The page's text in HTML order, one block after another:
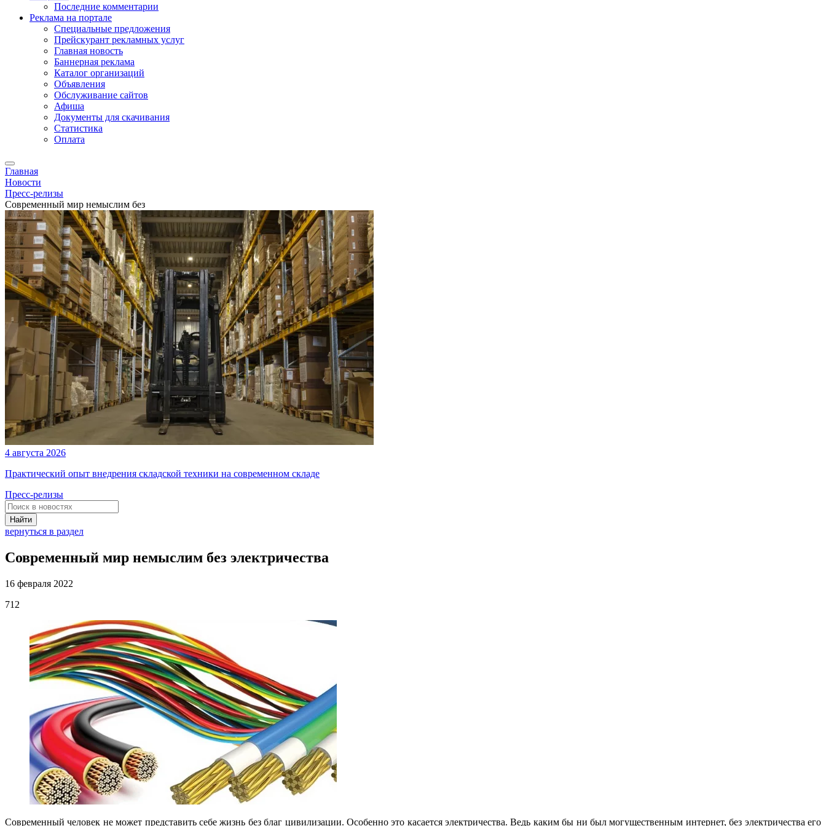
Последние комментарии
Реклама на портале
Специальные предложения
Прейскурант рекламных услуг
Главная новость
Баннерная реклама
Каталог организаций
Объявления
Обслуживание сайтов
Афиша
Документы для скачивания
Статистика
Оплата
Главная
Новости
Пресс-релизы
Современный мир немыслим без
4 августа 2026
Практический опыт внедрения складской техники на современном складе
Пресс-релизы
Найти
вернуться в раздел
Современный мир немыслим без электричества
16 февраля 2022
712
Современный человек не может представить себе жизнь без благ цивилизации. Особенно это касается электричества. Ведь каким бы ни был могущественным интернет, без электричества его